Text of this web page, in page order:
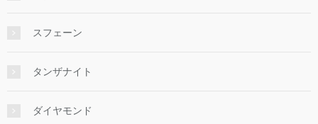
スフェーン
タンザナイト
ダイヤモンド